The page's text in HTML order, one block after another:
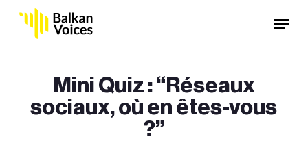
Skip
Menu
Mini Quiz : “Réseaux
sociaux, où en êtes-vous
?”